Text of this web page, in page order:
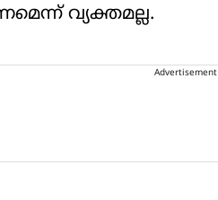
വ്യക്തമല്ല.
Advertisement